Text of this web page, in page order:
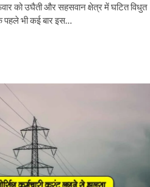
को उघैती और सहसवान क्षेत्र में घटित विधुत
पहले भी कई बार इस…